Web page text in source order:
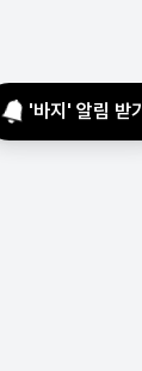
'바지 ' 알림 받기